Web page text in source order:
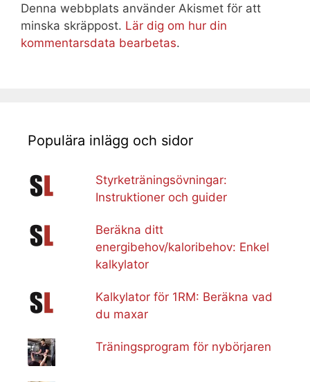
Denna webbplats använder Akismet för att
minska skräppost. Lär dig om hur din
kommentarsdata bearbetas.
Populära inlägg och sidor
Styrketräningsövningar:
Instruktioner och guider
Beräkna ditt
energibehov/kaloribehov: Enkel
kalkylator
Kalkylator för 1RM: Beräkna vad
du maxar
Träningsprogram för nybörjaren